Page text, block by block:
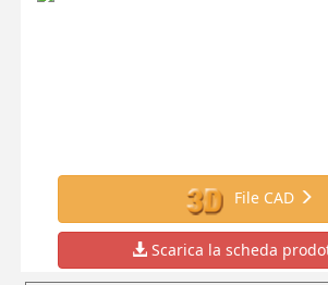
File CAD
Scarica la scheda